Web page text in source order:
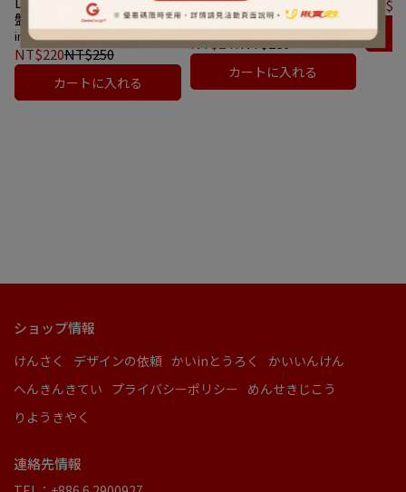
盤 - 2入繽紛搭配
invalid
NT$220NT$250
カートに入れる
盤 - 3入組
invalid
NT$247NT$280
カートに入れる
ショップ情報
けんさく デザインの依頼 かいinとうろく
かいいんけん
へんきんきてい プライバシーポリシー
めんせきじこう
りようきやく
連絡先情報